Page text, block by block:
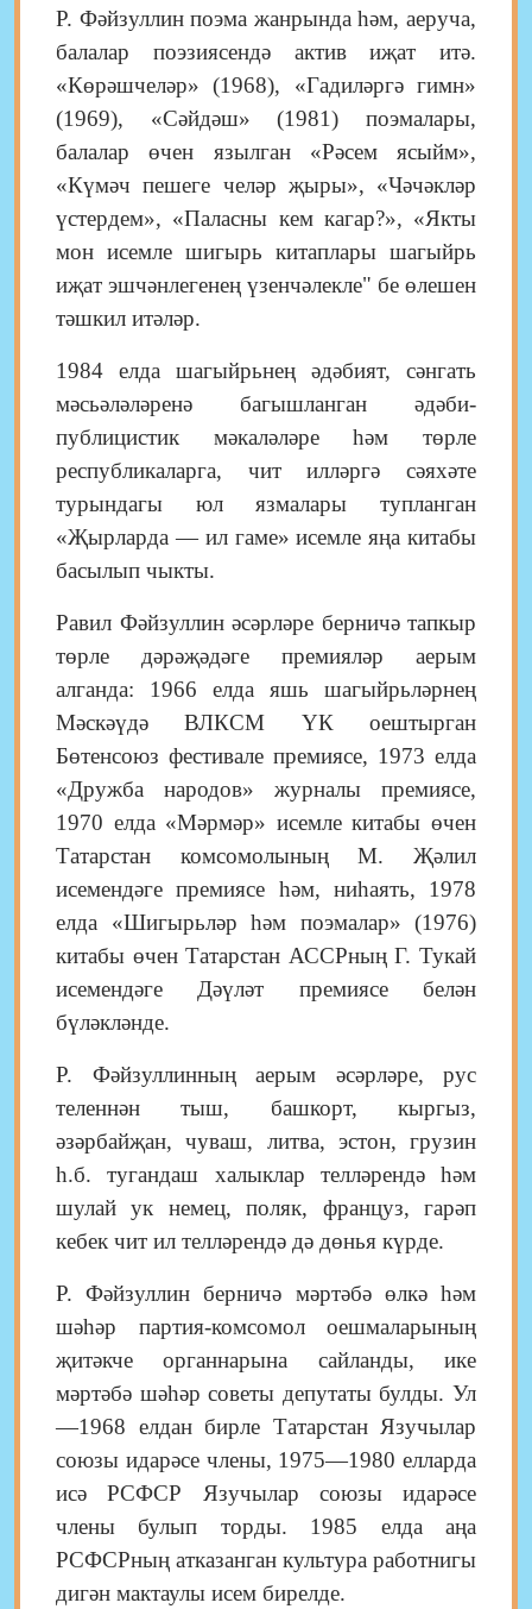
Р. Фәйзуллин поэма жанрында һәм, аеруча,
балалар поэзиясендә актив иҗат итә.
«Көрәшчеләр» (1968), «Гадиләргә гимн»
(1969), «Сәйдәш» (1981) поэмалары,
балалар өчен язылган «Рәсем ясыйм»,
«Күмәч пешеге челәр җыры», «Чәчәкләр
үстердем», «Паласны кем кагар?», «Якты
мон исемле шигырь китаплары шагыйрь
иҗат эшчәнлегенең үзенчәлекле" бе өлешен
тәшкил итәләр.
1984 елда шагыйрьнең әдәбият, сәнгать
мәсьәләләренә багышланган әдәби-
публицистик мәкаләләре һәм төрле
республикаларга, чит илләргә сәяхәте
турындагы юл язмалары тупланган
«Җырларда — ил гаме» исемле яңа китабы
басылып чыкты.
Равил Фәйзуллин әсәрләре берничә тапкыр
төрле дәрәҗәдәге премияләр аерым
алганда: 1966 елда яшь шагыйрьләрнең
Мәскәүдә ВЛКСМ ҮК оештырган
Бөтенсоюз фестивале премиясе, 1973 елда
«Дружба народов» журналы премиясе,
1970 елда «Мәрмәр» исемле китабы өчен
Татарстан комсомолының М. Җәлил
исемендәге премиясе һәм, ниһаять, 1978
елда «Шигырьләр һәм поэмалар» (1976)
китабы өчен Татарстан АССРның Г. Тукай
исемендәге Дәүләт премиясе белән
бүләкләнде.
Р. Фәйзуллинның аерым әсәрләре, рус
теленнән тыш, башкорт, кыргыз,
әзәрбайҗан, чуваш, литва, эстон, грузин
һ.б. тугандаш халыклар телләрендә һәм
шулай ук немец, поляк, француз, гарәп
кебек чит ил телләрендә дә дөнья күрде.
Р. Фәйзуллин берничә мәртәбә өлкә һәм
шәһәр партия-комсомол оешмаларының
җитәкче органнарына сайланды, ике
мәртәбә шәһәр советы депутаты булды. Ул
—1968 елдан бирле Татарстан Язучылар
союзы идарәсе члены, 1975—1980 елларда
исә РСФСР Язучылар союзы идарәсе
члены булып торды. 1985 елда аңа
РСФСРның атказанган культура работнигы
дигән мактаулы исем бирелде.